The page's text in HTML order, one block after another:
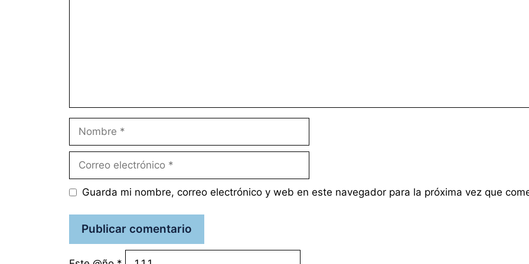
electrónico
Guarda mi nombre, correo electrónico y web en este navegador para la próxima vez que